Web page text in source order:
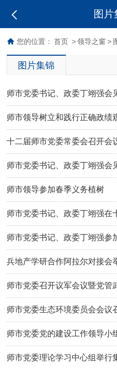
图片
您的位置： 首页 > 领导之窗 >
图片集锦
师市党委书记、政委丁翊强会
方指挥部一行
师市领导树立和践行正确政绩
班开班
十二届师市党委常委会召开会
师市党委书记、政委丁翊强会
一行
师市领导参加春季义务植树
师市党委书记、政委丁翊强在
区企业调研
师市党委书记、政委丁翊强参
一党支部组织生活会
兵地产学研合作阿拉尔对接会
师市党委召开议军会议暨党管
师市党委生态环境委员会会议
师市党委党的建设工作领导小
师市开展树立和践行正确政绩
师市党委理论学习中心组举行